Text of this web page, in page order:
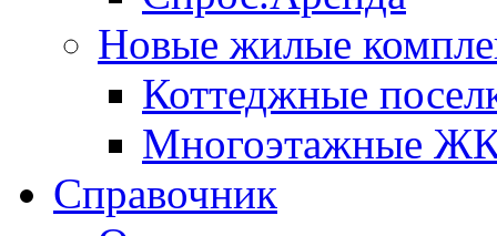
Новые жилые
Коттеджные
Многоэтажные
Справочник